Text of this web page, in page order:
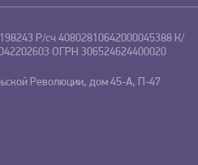
Р/сч 40802810642000045388 К/
ОГРН 306524624400020
Революции, дом 45-А, П-47